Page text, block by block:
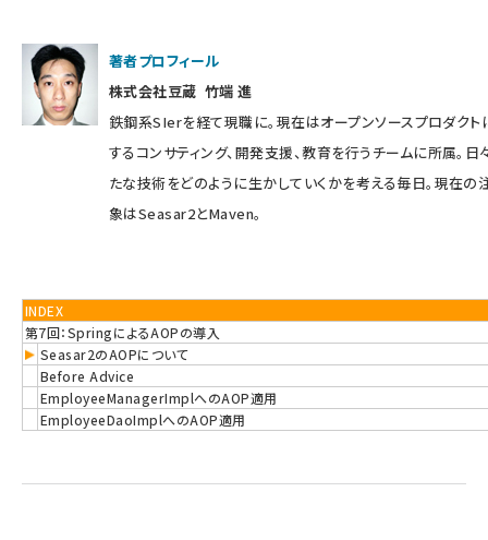
著者プロフィール
株式会社豆蔵 竹端 進
鉄鋼系SIerを経て現職に。現在はオープンソースプロダクト
するコンサティング、開発支援、教育を行うチームに所属。日
たな技術をどのように生かしていくかを考える毎日。現在の
象はSeasar2とMaven。
INDEX
第7回：SpringによるAOPの導入
Seasar2のAOPについて
Before Advice
EmployeeManagerImplへのAOP適用
EmployeeDaoImplへのAOP適用